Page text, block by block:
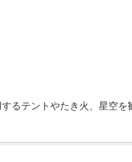
るテントやたき火、星空を